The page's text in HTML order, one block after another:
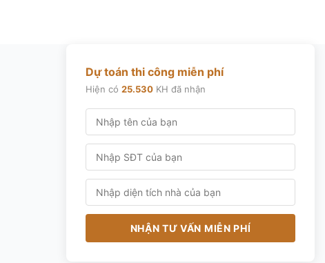
Dự toán thi công miễn phí
Hiện có 25.530 KH đã nhận
NHẬN TƯ VẤN MIỄN PHÍ